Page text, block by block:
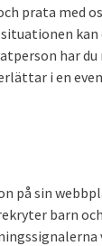
prata med
kan
har
i en
på sin
barn